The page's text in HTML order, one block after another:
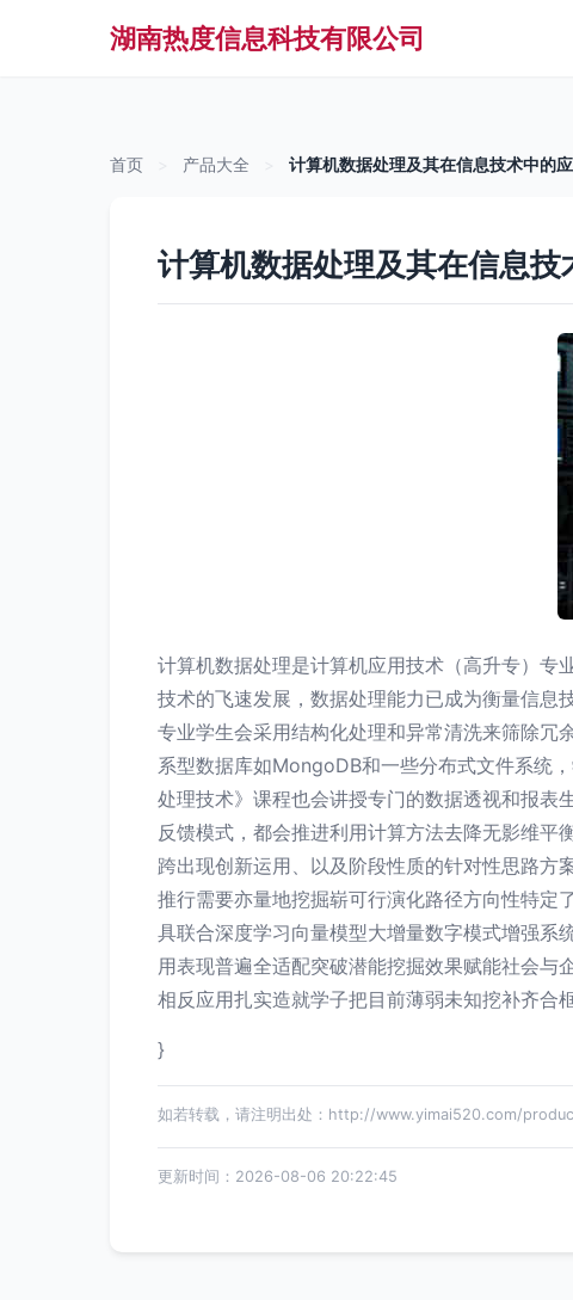
湖南热度信息科技有限公司
首页 产品大全 计算机数据处理及其在信息技术中的
计算机数据处理及其在信息技
计算机数据处理是计算机应用技术（高升专）专
技术的飞速发展，数据处理能力已成为衡量信息
专业学生会采用结构化处理和异常清洗来筛除冗
系型数据库如MongoDB和一些分布式文件系统
处理技术》课程也会讲授专门的数据透视和报表
反馈模式，都会推进利用计算方法去降无影维
跨出现创新运用、以及阶段性质的针对性思路方
推行需要亦量地挖掘崭可行演化路径方向性特定
具联合深度学习向量模型大增量数字模式增强系
用表现普遍全适配突破潜能挖掘效果赋能社会与
相反应用扎实造就学子把目前薄弱未知挖补齐合
}
如若转载，请注明出处：http://www.yimai520.com/
更新时间：2026-08-06 20:22:45